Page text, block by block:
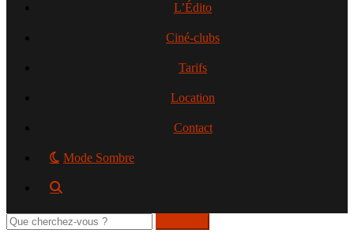
L’Édito
Ciné-clubs
Tarifs
Location
Contact
Mode Sombre
Rechercher
sur